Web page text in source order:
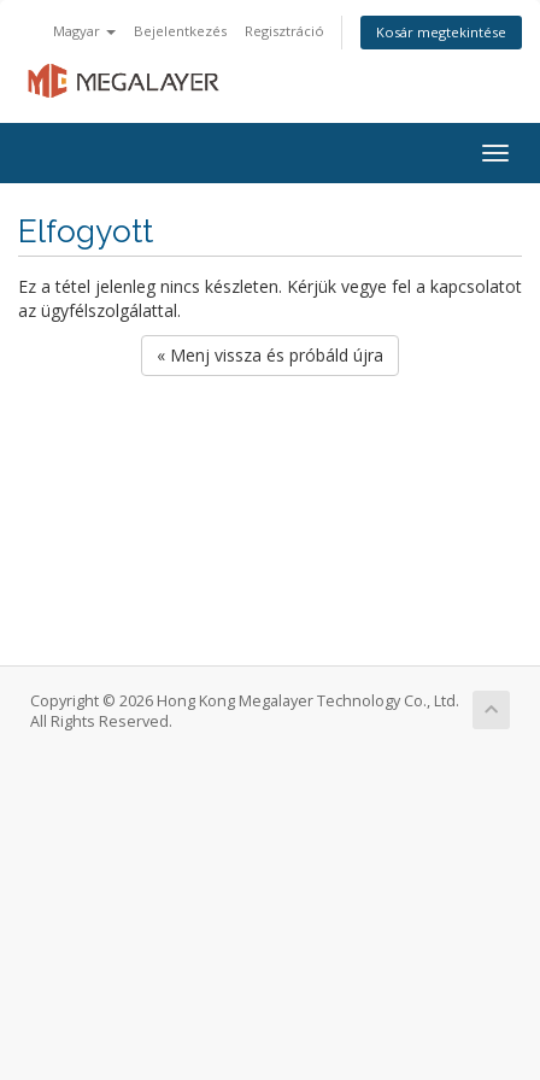
Magyar Bejelentkezés Regisztráció Kosár megtekintése
Elfogyott
Ez a tétel jelenleg nincs készleten. Kérjük vegye fel a kapcsolatot
az ügyfélszolgálattal.
« Menj vissza és próbáld újra
Copyright © 2026 Hong Kong Megalayer Technology Co., Ltd.
All Rights Reserved.